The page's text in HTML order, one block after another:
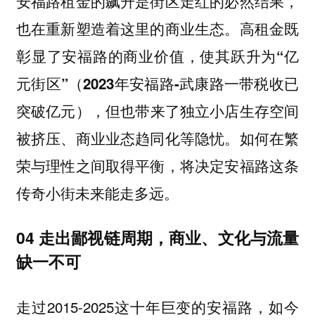
也在重新塑造着这里的商业生态。高租金既
彰显了安福路的商业价值，使其跃升为“亿
元街区”（2023年安福路-武康路一带税收已
突破亿元）
，但也带来了独立小店生存空间
被挤压、商业业态趋同化等隐忧。如何在繁
荣与理性之间取得平衡，将决定安福路这条
传奇小街未来能走多远。
04 走出鄙视链周期，商业、文化与流量
缺一不可
走过2015-2025这十年巨变的安福路，如今